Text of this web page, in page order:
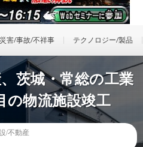
災害/事故/不祥事 テクノロジー/製品
茨城・常総の工業
の物流施設竣工
/不動産